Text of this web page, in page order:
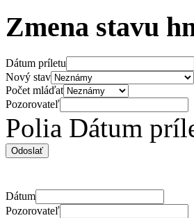
Zmena stavu
Dátum príletu
Nový stav
Počet mláďat
Pozorovateľ
Polia Dátum
Dátum
Pozorovateľ